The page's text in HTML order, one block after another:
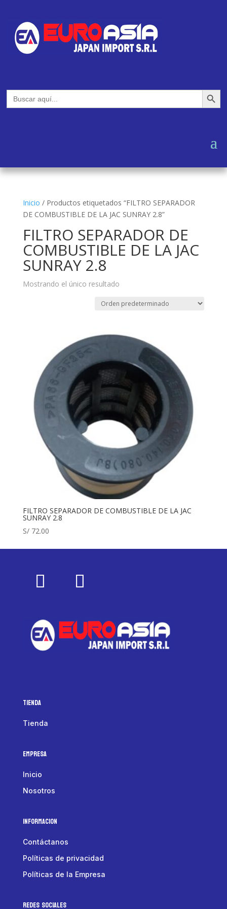
Buscar: Botón de
Inicio / Productos etiquetados “FILTRO SEPARADOR
DE COMBUSTIBLE DE LA JAC SUNRAY 2.8”
FILTRO SEPARADOR DE
COMBUSTIBLE DE LA JAC
SUNRAY 2.8
Mostrando el único resultado
FILTRO SEPARADOR DE COMBUSTIBLE DE LA JAC
SUNRAY 2.8
S/72.00
Tienda
Tienda
Empresa
Inicio
Nosotros
Informacion
Contáctanos
Políticas de privacidad
Políticas de la Empresa
Redes Sociales